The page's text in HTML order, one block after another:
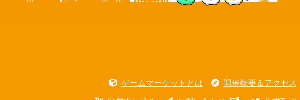
ゲームマーケットとは 開催概要＆アクセス